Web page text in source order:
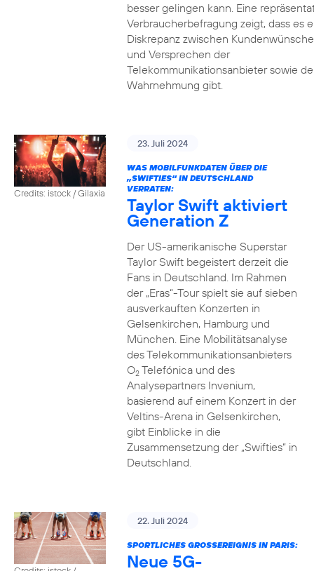
besser gelingen kann. Eine
Verbraucherbefragung zeigt, dass es
Diskrepanz zwischen
und Versprechen der
Telekommunikationsanbieter sowie
Wahrnehmung gibt.
Credits: istock / Gilaxia
23. Juli 2024
WAS MOBILFUNKDATEN ÜBER DIE
„SWIFTIES“ IN DEUTSCHLAND
VERRATEN:
Taylor Swift aktiviert
Generation Z
Der US-amerikanische Superstar
Taylor Swift begeistert derzeit die
Fans in Deutschland. Im Rahmen
der „Eras“-Tour spielt sie auf sieben
ausverkauften Konzerten in
Gelsenkirchen, Hamburg und
München. Eine Mobilitätsanalyse
des Telekommunikationsanbieters
O2Telefónica und des
Analysepartners Invenium,
basierend auf einem Konzert in der
Veltins-Arena in Gelsenkirchen,
gibt Einblicke in die
Zusammensetzung der „Swifties“ in
Deutschland.
22. Juli 2024
SPORTLICHES GROSSEREIGNIS IN PARIS:
Neue 5G-